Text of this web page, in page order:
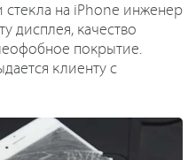
стекла на iPhone инженер
дисплея, качество
покрытие.
клиенту с